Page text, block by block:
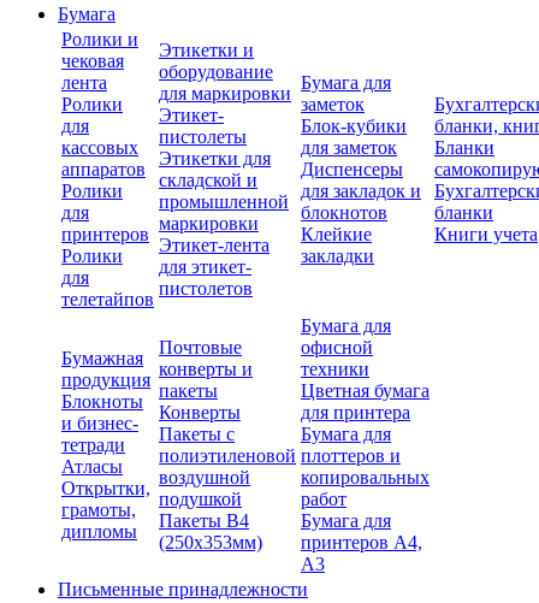
Бумага
Ролики и
чековая
лента
Ролики
для
кассовых
аппаратов
Ролики
для
принтеров
Ролики
для
телетайпов
Этикетки и
оборудование
для маркировки
Этикет-
пистолеты
Этикетки для
складской и
промышленной
маркировки
Этикет-лента
для этикет-
пистолетов
Бумага для
заметок
Блок-кубики
для заметок
Диспенсеры
для закладок и
блокнотов
Клейкие
закладки
бланки,
Бланки
бланки
Книги учета
Бумажная
продукция
Блокноты
и бизнес-
тетради
Атласы
Открытки,
грамоты,
дипломы
Почтовые
конверты и
пакеты
Конверты
Пакеты с
полиэтиленовой
воздушной
подушкой
Пакеты В4
(250х353мм)
Бумага для
офисной
техники
Цветная бумага
для принтера
Бумага для
плоттеров и
копировальных
работ
Бумага для
принтеров А4,
А3
Письменные принадлежности